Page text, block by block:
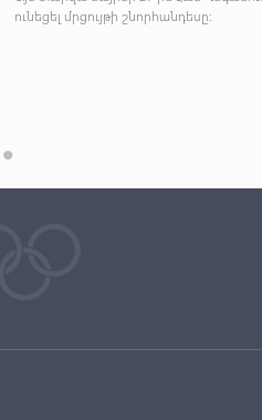
հավաքականն անհաջող է